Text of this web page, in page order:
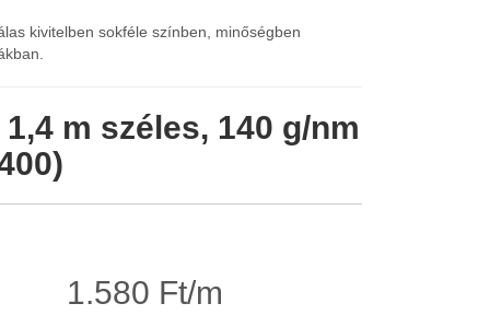
kivitelben sokféle színben, minőségben
m széles, 140 g/nm
1.580 Ft/m